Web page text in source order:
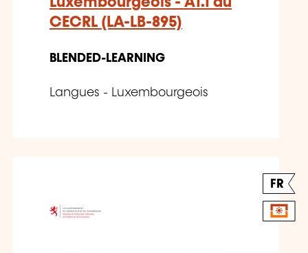
CECRL (LA-LB-895)
BLENDED-LEARNING
Langues - Luxembourgeois
FR